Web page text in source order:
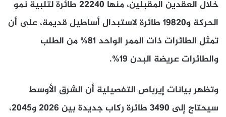
خلال العقدين المقبلين، منها 22240 طائرة لتلبية نمو
الحركة و19820 طائرة لاستبدال أساطيل قديمة، على أن
تمثل الطائرات ذات الممر الواحد 81% من الطلب
والطائرات عريضة البدن 19%.
وتظهر بيانات إيرباص التفصيلية أن الشرق الأوسط
سيحتاج إلى 3490 طائرة ركاب جديدة بين 2026 و2045،